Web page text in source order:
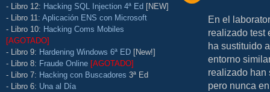
- Libro 12: Hacking SQL Injection 4ª Ed [NEW]
- Libro 11: Aplicación ENS con Microsoft
- Libro 10: Hacking Coms Mobiles
[AGOTADO]
- Libro 9: Hardening Windows 6ª ED [New!]
- Libro 8: Fraude Online [AGOTADO]
- Libro 7: Hacking con Buscadores 3ª Ed
- Libro 6: Una al Día
En el
realizado test
ha sustituido
entorno
realizado han
pero nunca